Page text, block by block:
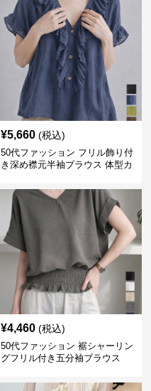
¥5,660 (税込)
50代ファッション フリル飾り付
き深め襟元半袖ブラウス 体型カ
¥4,460 (税込)
50代ファッション 裾シャーリン
グフリル付き五分袖ブラウス